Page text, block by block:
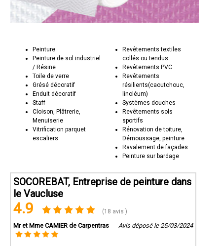
Peinture
Peinture de sol industriel
/ Résine
Toile de verre
Grésé décoratif
Enduit décoratif
Staff
Cloison, Plâtrerie,
Menuiserie
Vitrification parquet
escaliers
Revêtements textiles
collés ou tendus
Revêtements PVC
Revêtements
résilients(caoutchouc,
linoléum)
Systèmes douches
Revêtements sols
sportifs
Rénovation de toiture,
Démoussage, peinture
Ravalement de façades
Peinture sur bardage
SOCOREBAT, Entreprise de peinture dans
le Vaucluse
4.9 (18 avis )
Mr et Mme CAMIER de Carpentras Avis déposé le 25/03/2024